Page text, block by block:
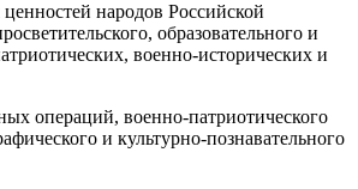
народов Российской
образовательного и
военно-исторических и
операций, военно-патриотического
и культурно-познавательного